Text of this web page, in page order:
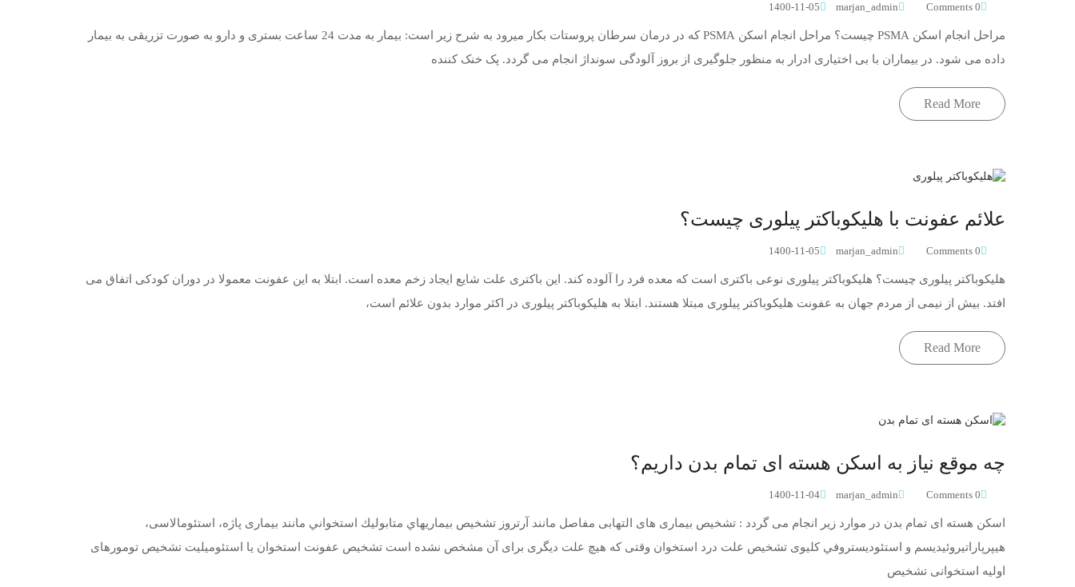
0 Comments
marjan_admin
1400-11-05
مراحل انجام اسکن PSMA چیست؟ مراحل انجام اسکن PSMA که در درمان سرطان پروستات بکار میرود به شرح زیر است: بیمار به مدت 24 ساعت بستری و دارو به صورت تزریقی به بیمار
داده می شود. در بیماران با بی اختیاری ادرار به منظور جلوگیری از بروز آلودگی سونداژ انجام می گردد. پک خنک کننده
Read More
علائم عفونت با هلیکوباکتر پیلوری چیست؟
0 Comments
marjan_admin
1400-11-05
هلیکوباکتر پیلوری چیست؟ هلیکوباکتر پیلوری نوعی باکتری است که معده فرد را آلوده کند. این باکتری علت شایع ایجاد زخم معده است. ابتلا به این عفونت معمولا در دوران کودکی اتفاق می
افتد. بیش از نیمی از مردم جهان به عفونت هلیکوباکتر پیلوری مبتلا هستند. ابتلا به هلیکوباکتر پیلوری در اکثر موارد بدون علائم است،
Read More
چه موقع نیاز به اسکن هسته ای تمام بدن داریم؟
0 Comments
marjan_admin
1400-11-04
اسکن هسته ای تمام بدن در موارد زیر انجام می گردد : تشخیص بیماری های التهابی مفاصل مانند آرتروز تشخیص بيماريهاي متابوليك استخواني مانند بیماری پاژه، استئومالاسی،
هيپرپاراتيروئيديسم و استئوديستروفي کلیوی تشخیص علت درد استخوان وقتی که هیچ علت دیگری برای آن مشخص نشده است تشخیص عفونت استخوان یا استئومیلیت تشخیص تومورهای
اولیه استخوانی تشخیص